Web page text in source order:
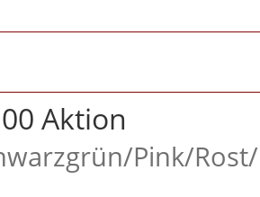
Aktion
Pink/Rost/